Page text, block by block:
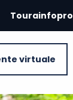
virtuale
Tourainfopro